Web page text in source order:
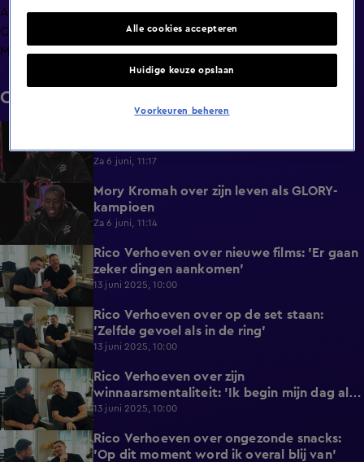
Afleveringen
Clips
Meer zoals dit
Clips
2:12
Za 6 juni, 11:17
2:44
Mory Kromah over zijn leven als GLORY-
kampioen
Za 6 juni, 11:14
0:48
Rico Verhoeven over nieuwe films: 'Er gaan
zeker dingen aankomen'
13 juni 2025, 10:00
1:26
Rico Verhoeven over op de set staan:
'Zelfde gevoel als in de ring'
13 juni 2025, 10:00
2:00
Rico Verhoeven over zijn
winnaarsmentaliteit: 'Ik begin mijn dag als
winnaar'
13 juni 2025, 10:00
2:08
Rico Verhoeven over ongezonde snacks:
'Op dit moment word ik overal blij van'
Alle cookies accepteren
Huidige keuze opslaan
Voorkeuren beheren